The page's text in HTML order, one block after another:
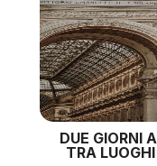
DUE GIORNI
TRA